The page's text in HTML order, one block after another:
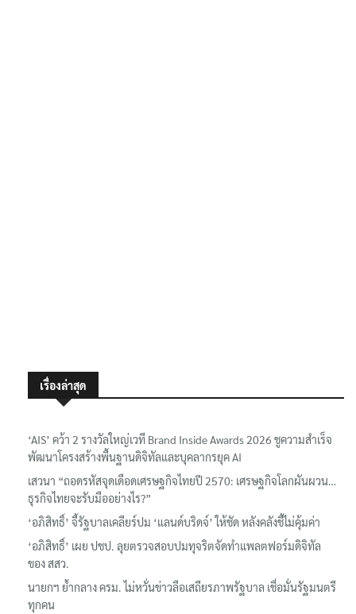
เรื่องล่าสุด
‘AIS’ คว้า 2 รางวัลใหญ่เวที Brand Inside Awards 2026 ชูความสำเร็จ
พัฒนาโครงสร้างพื้นฐานดิจิทัลและบุคลากรยุค AI
เสวนา “ถอดรหัสจุดเดือดเศรษฐกิจไทยปี 2570: เศรษฐกิจโลกผันผวน…
ธุรกิจไทยจะรับมืออย่างไร?”
‘อภิสิทธิ์’ จี้รัฐบาลเคลียร์ปม ‘แลนด์บริดจ์’ ให้ชัด หลังคลังชี้ไม่คุ้มค่า
‘อภิสิทธิ์’ เผย ปชป. ลุยตรวจสอบปมทุจริตจัดทำแพลตฟอร์มดิจิทัล
ของ สสว.
นายกฯ ย้ำกลาง ครม. ไม่หวั่นข่าวลือเสถียรภาพรัฐบาล เชื่อมั่นรัฐมนตรี
ทุกคน